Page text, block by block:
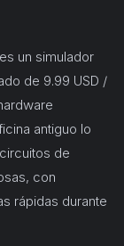
un simulador
de 9.99 USD /
antiguo lo
de
con
rápidas durante